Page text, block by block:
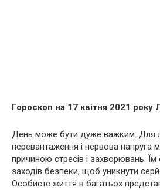
Гороскоп на 17 квітня 2021 року
День може бути дуже важким. Для
перевантаження і нервова напруга
причиною стресів і захворювань. Їм
заходів безпеки, щоб уникнути
Особисте життя в багатьох